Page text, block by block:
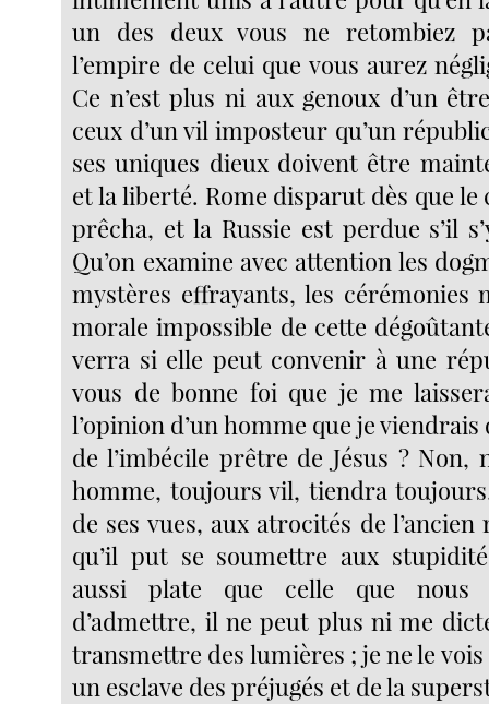
un des deux vous ne retombiez
l’empire de celui que vous aurez
Ce n’est plus ni aux genoux d’un
ceux d’un vil imposteur qu’un
ses uniques dieux doivent être
et la liberté. Rome disparut dès que le
prêcha, et la Russie est perdue s’il
Qu’on examine avec attention les
mystères effrayants, les cérémonies
morale impossible de cette
verra si elle peut convenir à une
vous de bonne foi que je me
l’opinion d’un homme que je
de l’imbécile prêtre de Jésus ? Non,
homme, toujours vil, tiendra
de ses vues, aux atrocités de
qu’il put se soumettre aux
aussi plate que celle que nous
d’admettre, il ne peut plus ni me
transmettre des lumières ; je ne le
un esclave des préjugés et de la